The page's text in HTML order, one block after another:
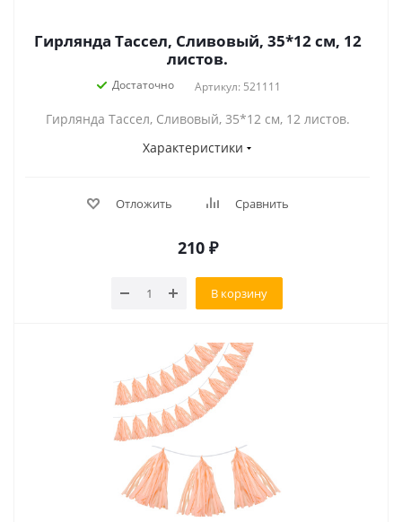
Гирлянда Тассел, Сливовый, 35*12 см, 12
листов.
Достаточно Артикул: 521111
Гирлянда Тассел, Сливовый, 35*12 см, 12 листов.
Характеристики
Отложить Сравнить
210 ₽
В корзину